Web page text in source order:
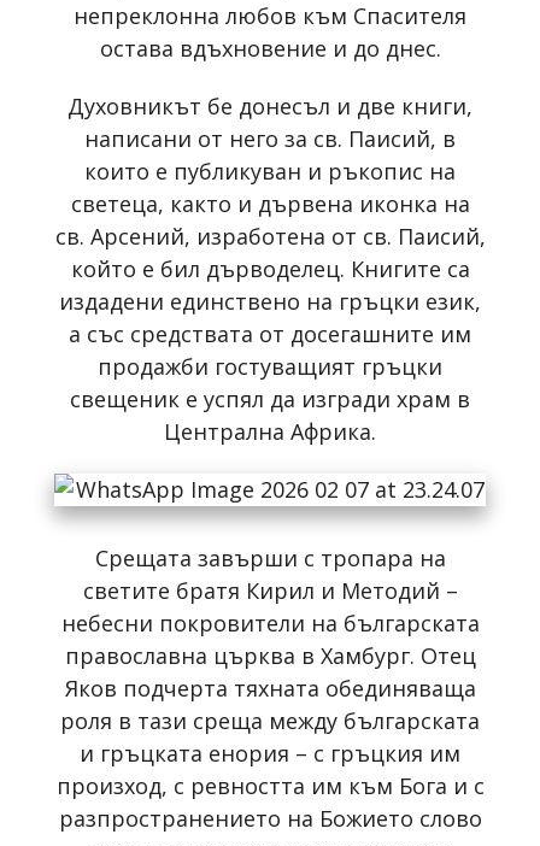
непреклонна любов към Спасителя
остава вдъхновение и до днес.
Духовникът бе донесъл и две книги,
написани от него за св. Паисий, в
които е публикуван и ръкопис на
светеца, както и дървена иконка на
св. Арсений, изработена от св. Паисий,
който е бил дърводелец. Книгите са
издадени единствено на гръцки език,
а със средствата от досегашните им
продажби гостуващият гръцки
свещеник е успял да изгради храм в
Централна Африка.
Срещата завърши с тропара на
светите братя Кирил и Методий –
небесни покровители на българската
православна църква в Хамбург. Отец
Яков подчерта тяхната обединяваща
роля в тази среща между българската
и гръцката енория – с гръцкия им
произход, с ревността им към Бога и с
разпространението на Божието слово